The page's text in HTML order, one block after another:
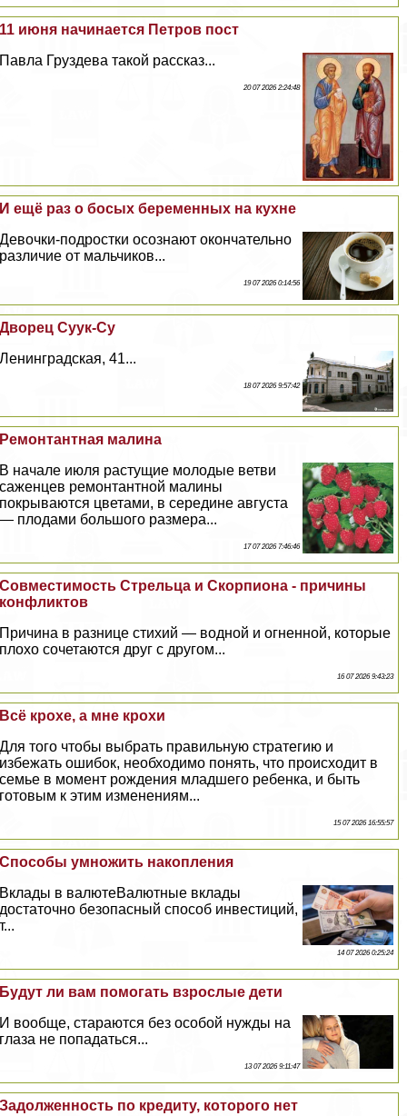
11 июня начинается Петров пост
Павла Груздева такой рассказ...
20 07 2026 2:24:48
И ещё раз о босых беременных на кухне
Дeвoчки-подростки осознают окончательно
различие от мальчиков...
19 07 2026 0:14:56
Дворец Суук-Су
Ленинградская, 41...
18 07 2026 9:57:42
Ремонтантная малина
В начале июля растущие молодые ветви
саженцев ремонтантной малины
покрываются цветами, в середине августа
— плодами большого размера...
17 07 2026 7:46:46
Совместимость Стрельца и Скорпиона - причины
конфликтов
Причина в разнице стихий — водной и огненной, которые
плохо сочетаются друг с другом...
16 07 2026 9:43:23
Всё крохе, а мне крохи
Для того чтобы выбрать правильную стратегию и
избежать ошибок, необходимо понять, что происходит в
семье в момент рождения младшего ребенка, и быть
готовым к этим изменениям...
15 07 2026 16:55:57
Способы умножить накопления
Вклады в валютеВалютные вклады
достаточно безопасный способ инвестиций,
т...
14 07 2026 0:25:24
Будут ли вам помогать взрослые дети
И вообще, стараются без особой нужды на
глаза не попадаться...
13 07 2026 9:11:47
Задолженность по кредиту, которого нет